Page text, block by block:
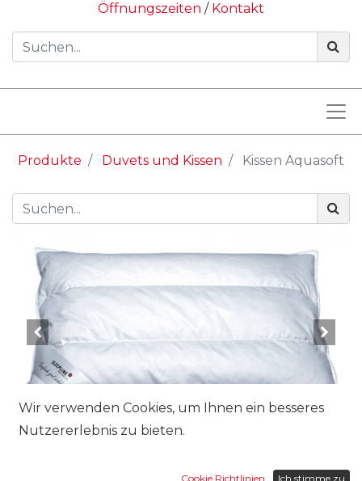
Öffnungszeiten / Kontakt
Produkte Duvets und Kissen Kissen Aquasoft
Wir verwenden Cookies, um Ihnen ein besseres
Nutzererlebnis zu bieten.
Cookie Richtlinien Ich stimme zu